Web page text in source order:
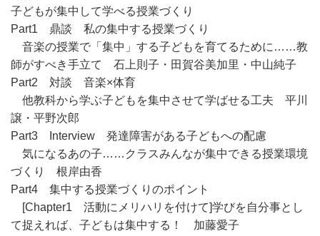
子どもが集中して学べる授業づくり
Part1 鼎談 私の集中する授業づくり
音楽の授業で「集中」する子どもを育てるために……教
師がすべき手立て 石上則子・田賀谷美加里・中山純子
Part2 対談 音楽×体育
他教科から学ぶ子どもを集中させて学ばせる工夫 平川
譲・平野次郎
Part3 Interview 発達障害がある子どもへの配慮
気になるあの子……クラスみんなが集中できる授業環境
づくり 根岸由香
Part4 集中する授業づくりのポイント
[Chapter1 活動にメリハリを付けて]学びを自分事とし
て捉えれば、子どもは集中する！ 加藤愛子